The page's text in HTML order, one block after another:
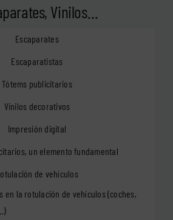
Vinilos…
Escaparates
Escaparatistas
Tótems publicitarios
Vinilos decorativos
Impresión digital
un elemento fundamental
de vehículos
en la rotulación de vehículos (coches,